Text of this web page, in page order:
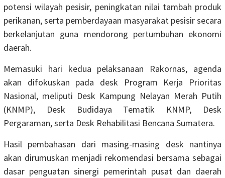
potensi wilayah pesisir, peningkatan nilai tambah produk
perikanan, serta pemberdayaan masyarakat pesisir secara
berkelanjutan guna mendorong pertumbuhan ekonomi
daerah.
Memasuki hari kedua pelaksanaan Rakornas, agenda
akan difokuskan pada desk Program Kerja Prioritas
Nasional, meliputi Desk Kampung Nelayan Merah Putih
(KNMP), Desk Budidaya Tematik KNMP, Desk
Pergaraman, serta Desk Rehabilitasi Bencana Sumatera.
Hasil pembahasan dari masing-masing desk nantinya
akan dirumuskan menjadi rekomendasi bersama sebagai
dasar penguatan sinergi pemerintah pusat dan daerah